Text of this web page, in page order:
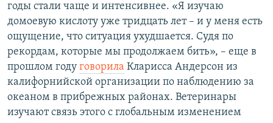
годы стали чаще и интенсивнее. «Я изучаю
домоевую кислоту уже тридцать лет – и у меня есть
ощущение, что ситуация ухудшается. Судя по
рекордам, которые мы продолжаем бить», – еще в
прошлом году говорила Кларисса Андерсон из
калифорнийской организации по наблюдению за
океаном в прибрежных районах. Ветеринары
изучают связь этого с глобальным изменением